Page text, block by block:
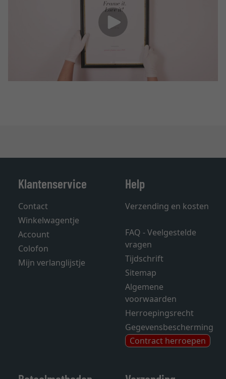
Klantenservice
Contact
Winkelwagentje
Account
Colofon
Mijn verlanglijstje
Help
Verzending en kosten
FAQ - Veelgestelde
vragen
Tijdschrift
Sitemap
Algemene
voorwaarden
Herroepingsrecht
Gegevensbescherming
Contract herroepen